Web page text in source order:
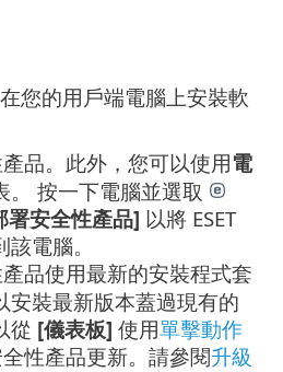
您的用戶端電腦上安裝軟
產品。此外，您可以使用電
按一下電腦並選取
署安全性產品] 以將 ESET
電腦。
產品使用最新的安裝程式套
安裝最新版本蓋過現有的
從 [儀表板] 使用單擊動作
全性產品更新。請參閱升級